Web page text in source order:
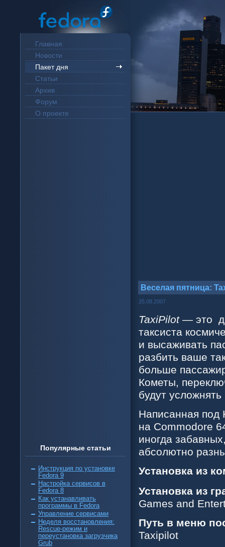
Главная
Новости
Пакет дня
Статьи
Архив
Форум
О проекте
Популярные статьи
Инструкция по установке
Fedora 9
Настройка сервисов в
Fedora 8
Как устанавливать
программы в Fedora
Управление сервисами
Неделя восстановления:
Rescue-режим и
переустановка загрузчика
Grub
Веселая пятница:
25.08.2007
TaxiPilot— это
таксиста
и высаживать
разбить ваше
больше
Кометы,
будут усложнять
Написанная под
на Commodore
иногда
абсолютно
Установка из
Установка из
Games and
Путь в меню
Taxipilot